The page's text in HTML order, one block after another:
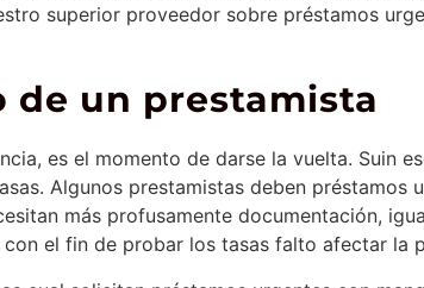
superior proveedor sobre préstamos
de un prestamista
es el momento de darse la vuelta. Suin
Algunos prestamistas deben
más profusamente documentación,
el fin de probar los tasas falto afectar